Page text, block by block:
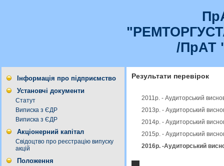
/ПрАТ
Інформація про підприємство
Установчі документи
Статут
Виписка з ЄДР
Виписка з ЄДР
Акціонерний капітал
Свідоцтво про реєстрацію випуску
акцій
Положення
Результати перевірок
2011р. - Аудиторський
2013р. - Аудиторський
2014р. - Аудиторський
2015р. - Аудиторський
2016р. -Аудиторський